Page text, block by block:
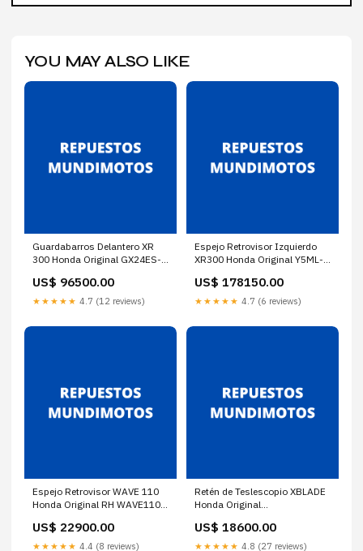
YOU MAY ALSO LIKE
Guardabarros Delantero XR
300 Honda Original GX24ES-
US$ 96500.00
★★★★★ 4.7 (12 reviews)
Espejo Retrovisor Izquierdo
XR300 Honda Original Y5ML-
US$ 178150.00
★★★★★ 4.7 (6 reviews)
Espejo Retrovisor WAVE 110
Honda Original RH WAVE110
US$ 22900.00
★★★★★ 4.4 (8 reviews)
Retén de Teslescopio XBLADE
Honda Original
US$ 18600.00
★★★★★ 4.8 (27 reviews)